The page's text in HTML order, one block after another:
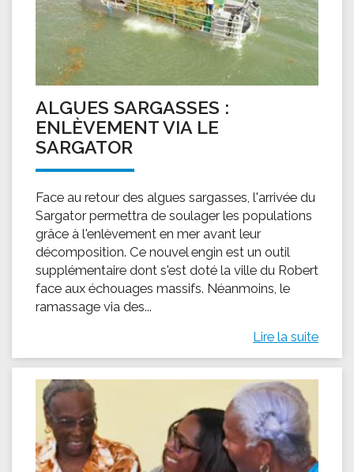
ALGUES SARGASSES :
ENLÈVEMENT VIA LE
SARGATOR
Face au retour des algues sargasses, l'arrivée du
Sargator permettra de soulager les populations
grâce à l'enlèvement en mer avant leur
décomposition. Ce nouvel engin est un outil
supplémentaire dont s'est doté la ville du Robert
face aux échouages massifs. Néanmoins, le
ramassage via des...
Lire la suite